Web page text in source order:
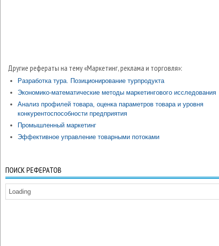
Другие рефераты на тему «Маркетинг, реклама и торговля»:
Разработка тура. Позиционирование турпродукта
Экономико-математические методы маркетингового исследования
Анализ профилей товара, оценка параметров товара и уровня
конкурентоспособности предприятия
Промышленный маркетинг
Эффективное управление товарными потоками
ПОИСК РЕФЕРАТОВ
Loading